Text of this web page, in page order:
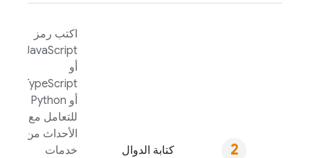
كتابة الدوال
اكتب رمز
JavaScript
أو
TypeScript
أو Python
للتعامل مع
الأحداث من
خدمات